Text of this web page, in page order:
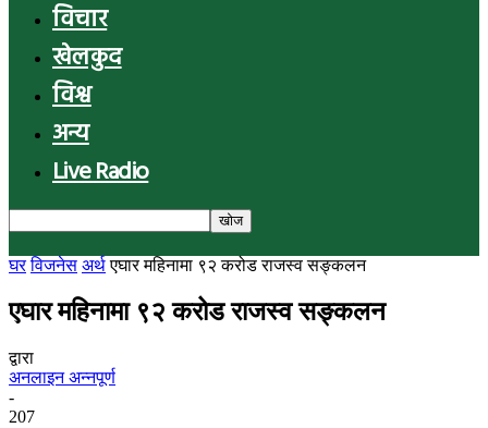
विचार
खेलकुद
विश्व
अन्य
Live Radio
घर विजनेस अर्थ एघार महिनामा ९२ करोड राजस्व सङ्कलन
एघार महिनामा ९२ करोड राजस्व सङ्कलन
द्वारा
अनलाइन अन्नपूर्ण
-
207